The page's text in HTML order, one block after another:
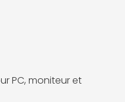
PC, moniteur et